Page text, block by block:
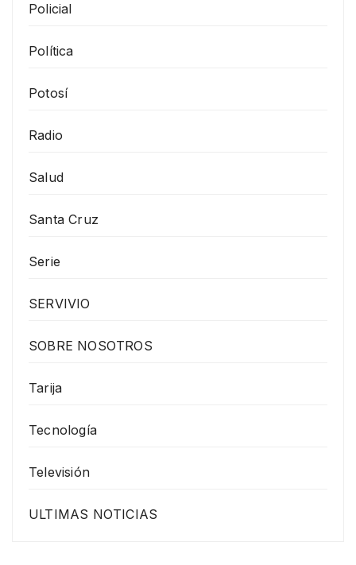
Policial
Política
Potosí
Radio
Salud
Santa Cruz
Serie
SERVIVIO
SOBRE NOSOTROS
Tarija
Tecnología
Televisión
ULTIMAS NOTICIAS